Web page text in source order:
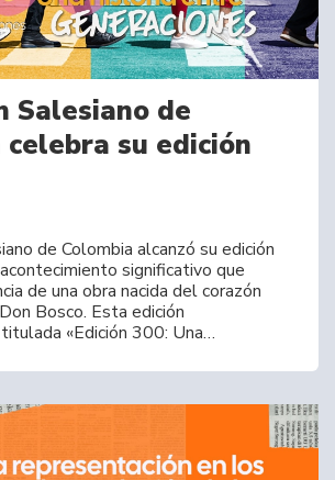
Salesiano de
celebra su edición
de Colombia alcanzó su edición
significativo que
de una obra nacida del corazón
Bosco. Esta edición
«Edición 300: Una…